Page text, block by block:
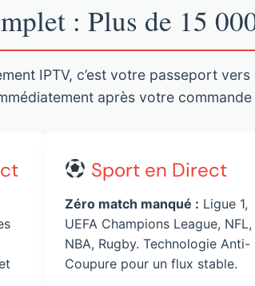
: Plus de 15
IPTV, c’est votre passeport
après votre commande
Sport en Direct
Zéro match manqué : Ligue 1,
UEFA Champions League, NFL,
NBA, Rugby. Technologie Anti-
Coupure pour un flux stable.